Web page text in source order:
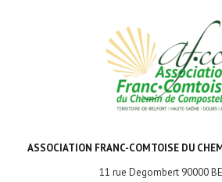
ASSOCIATION FRANC-COMTOISE DU
11 rue Degombert 90000